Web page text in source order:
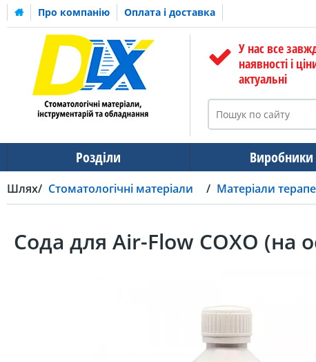
Про компанію Оплата і доставка
У нас все
наявності і
актуальні
Розділи Виробники
Шлях Стоматологічні матеріали Матеріали
Сода для Air-Flow СОХО (на